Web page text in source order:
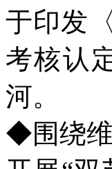
于印发
考核认
河。
◆围绕维